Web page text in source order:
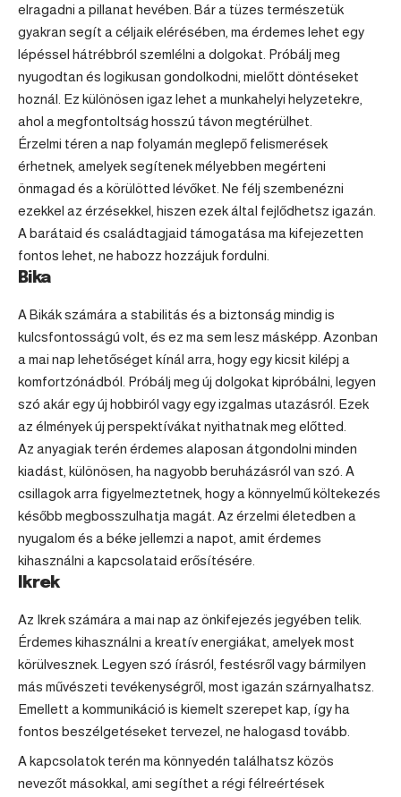
elragadni a pillanat hevében. Bár a tüzes természetük
gyakran segít a céljaik elérésében, ma érdemes lehet egy
lépéssel hátrébbról szemlélni a dolgokat. Próbálj meg
nyugodtan és logikusan gondolkodni, mielőtt döntéseket
hoznál. Ez különösen igaz lehet a munkahelyi helyzetekre,
ahol a megfontoltság hosszú távon megtérülhet.
Érzelmi téren a nap folyamán meglepő felismerések
érhetnek, amelyek segítenek mélyebben megérteni
önmagad és a körülötted lévőket. Ne félj szembenézni
ezekkel az érzésekkel, hiszen ezek által fejlődhetsz igazán.
A barátaid és családtagjaid támogatása ma kifejezetten
fontos lehet, ne habozz hozzájuk fordulni.
Bika
A Bikák számára a stabilitás és a biztonság mindig is
kulcsfontosságú volt, és ez ma sem lesz másképp. Azonban
a mai nap lehetőséget kínál arra, hogy egy kicsit kilépj a
komfortzónádból. Próbálj meg új dolgokat kipróbálni, legyen
szó akár egy új hobbiról vagy egy izgalmas utazásról. Ezek
az élmények új perspektívákat nyithatnak meg előtted.
Az anyagiak terén érdemes alaposan átgondolni minden
kiadást, különösen, ha nagyobb beruházásról van szó. A
csillagok arra figyelmeztetnek, hogy a könnyelmű költekezés
később megbosszulhatja magát. Az érzelmi életedben a
nyugalom és a béke jellemzi a napot, amit érdemes
kihasználni a kapcsolataid erősítésére.
Ikrek
Az Ikrekszámára a mai nap az önkifejezés jegyében telik.
Érdemes kihasználni a kreatív energiákat, amelyek most
körülvesznek. Legyen szó írásról, festésről vagy bármilyen
más művészeti tevékenységről, most igazán szárnyalhatsz.
Emellett a kommunikáció is kiemelt szerepet kap, így ha
fontos beszélgetéseket tervezel, ne halogasd tovább.
A kapcsolatok terén ma könnyedén találhatsz közös
nevezőt másokkal, ami segíthet a régi félreértések